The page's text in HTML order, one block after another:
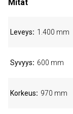
Mitat
Leveys 1.400 mm
Syvyys 600 mm
Korkeus 970 mm